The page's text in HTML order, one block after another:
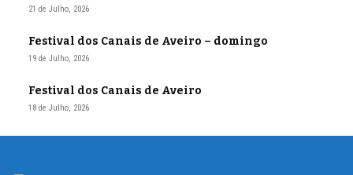
21 de Julho, 2026
Festival dos Canais de Aveiro – domingo
19 de Julho, 2026
Festival dos Canais de Aveiro
18 de Julho, 2026